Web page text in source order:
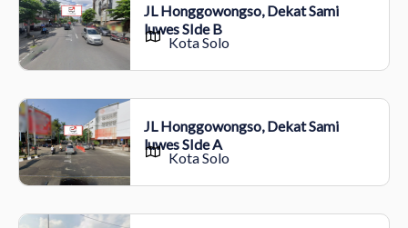
JL Honggowongso, Dekat Sami
luwes SIde B
Kota Solo
JL Honggowongso, Dekat Sami
luwes SIde A
Kota Solo